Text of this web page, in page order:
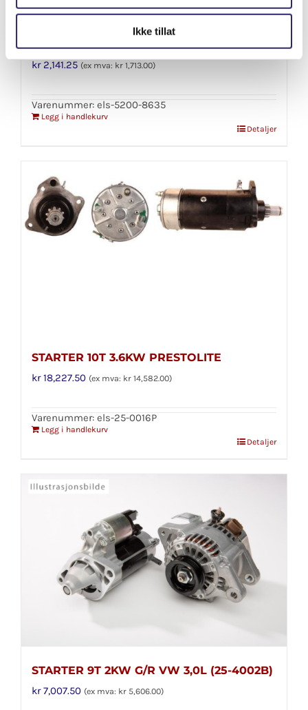
Ikke tillat
STARTER 9T 1KW
kr2,141.25 (ex mva: kr 1,713.00)
Varenummer: els-5200-8635
Legg i handlekurv
Detaljer
STARTER 10T 3.6KW PRESTOLITE
kr18,227.50 (ex mva: kr 14,582.00)
Varenummer: els-25-0016P
Legg i handlekurv
Detaljer
STARTER 9T 2KW G/R VW 3,0L (25-4002B)
kr7,007.50 (ex mva: kr 5,606.00)